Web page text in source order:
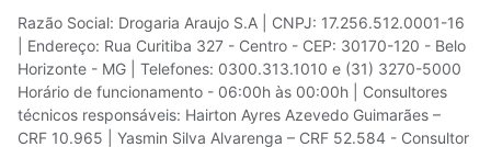
Razão Social: Drogaria Araujo S.A | CNPJ: 17.256.512.0001-16
| Endereço: Rua Curitiba 327 - Centro - CEP: 30170-120 - Belo
Horizonte - MG | Telefones: 0300.313.1010 e (31) 3270-5000
Horário de funcionamento - 06:00h às 00:00h | Consultores
técnicos responsáveis: Hairton Ayres Azevedo Guimarães –
CRF 10.965 | Yasmin Silva Alvarenga – CRF 52.584 - Consultor